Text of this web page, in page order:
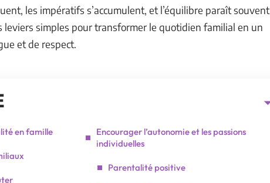
les impératifs s’accumulent, et l’équilibre paraît souvent
leviers simples pour transformer le quotidien familial en un
et de respect.
en famille
Encourager l’autonomie et les passions
individuelles
Parentalité positive